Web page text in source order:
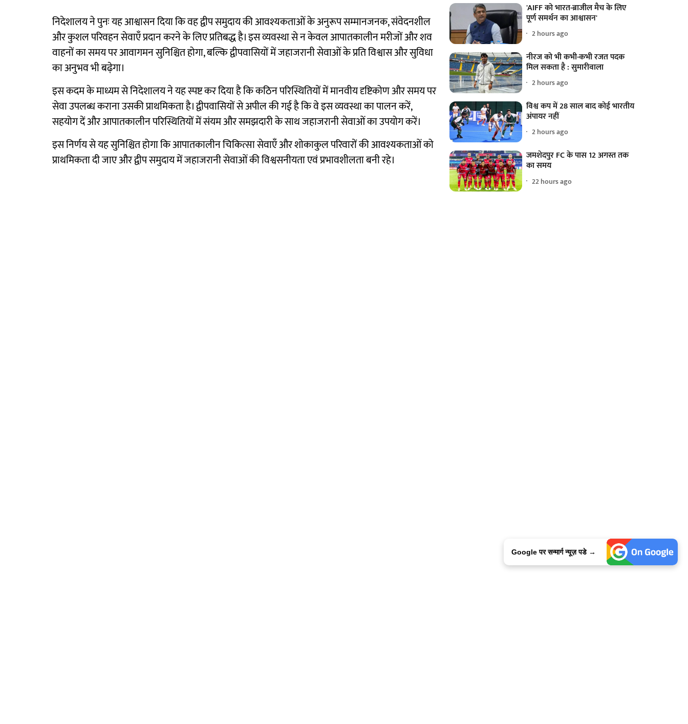
निदेशालय ने पुनः यह आश्वासन दिया कि वह द्वीप समुदाय की आवश्यकताओं के अनुरूप सम्मानजनक, संवेदनशील
और कुशल परिवहन सेवाएँ प्रदान करने के लिए प्रतिबद्ध है। इस व्यवस्था से न केवल आपातकालीन मरीजों और शव
वाहनों का समय पर आवागमन सुनिश्चित होगा, बल्कि द्वीपवासियों में जहाजरानी सेवाओं के प्रति विश्वास और सुविधा
का अनुभव भी बढ़ेगा।
इस कदम के माध्यम से निदेशालय ने यह स्पष्ट कर दिया है कि कठिन परिस्थितियों में मानवीय दृष्टिकोण और समय पर
सेवा उपलब्ध कराना उसकी प्राथमिकता है। द्वीपवासियों से अपील की गई है कि वे इस व्यवस्था का पालन करें,
सहयोग दें और आपातकालीन परिस्थितियों में संयम और समझदारी के साथ जहाजरानी सेवाओं का उपयोग करें।
इस निर्णय से यह सुनिश्चित होगा कि आपातकालीन चिकित्सा सेवाएँ और शोकाकुल परिवारों की आवश्यकताओं को
प्राथमिकता दी जाए और द्वीप समुदाय में जहाजरानी सेवाओं की विश्वसनीयता एवं प्रभावशीलता बनी रहे।
'AIFF को भारत-ब्राजील मैच के लिए
पूर्ण समर्थन का आश्वासन'
2 hours ago
नीरज को भी कभी-कभी रजत पदक
मिल सकता है : सुमारीवाला
2 hours ago
विश्व कप में 28 साल बाद कोई भारतीय
अंपायर नहीं
2 hours ago
जमशेदपुर FC के पास 12 अगस्त तक
का समय
22 hours ago
Google पर सन्मार्ग न्यूज़ पडे →